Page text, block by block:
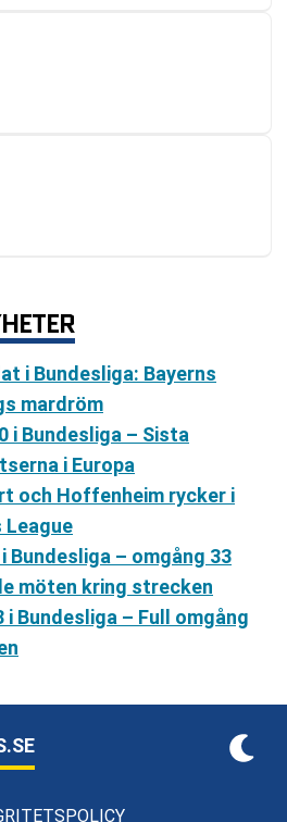
i Bundesliga: Bayerns
mardröm
i Bundesliga – Sista
i Europa
och Hoffenheim rycker i
League
Bundesliga – omgång 33
möten kring strecken
i Bundesliga – Full omgång